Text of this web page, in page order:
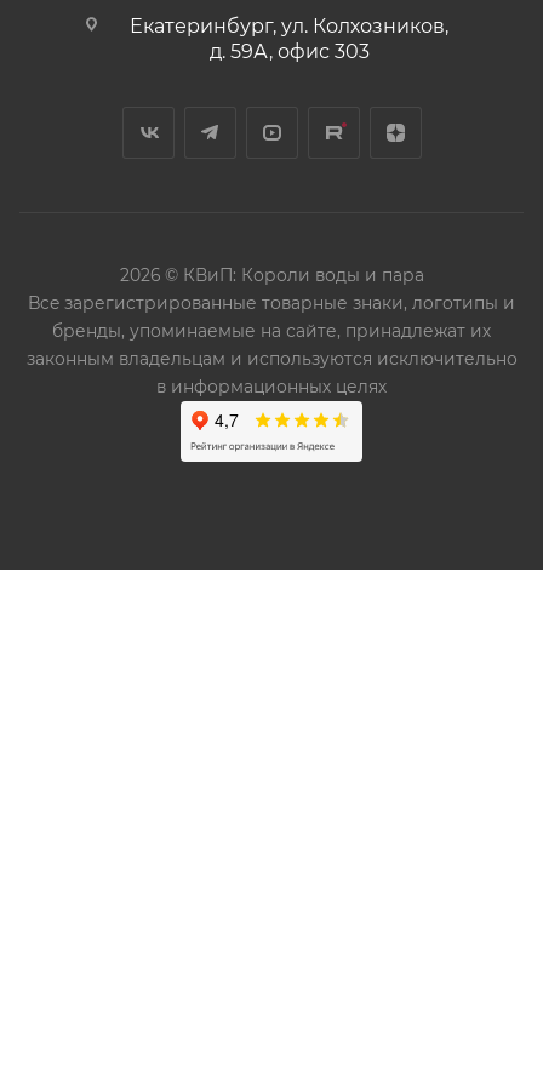
Екатеринбург, ул. Колхозников,
д. 59А, офис 303
2026 © КВиП: Короли воды и пара
Bce зарегистрированные товарные знаки, логотипы и
бренды, упоминаемые на сайте, принадлежат их
законным владельцам и используются исключительно
в информационных целях